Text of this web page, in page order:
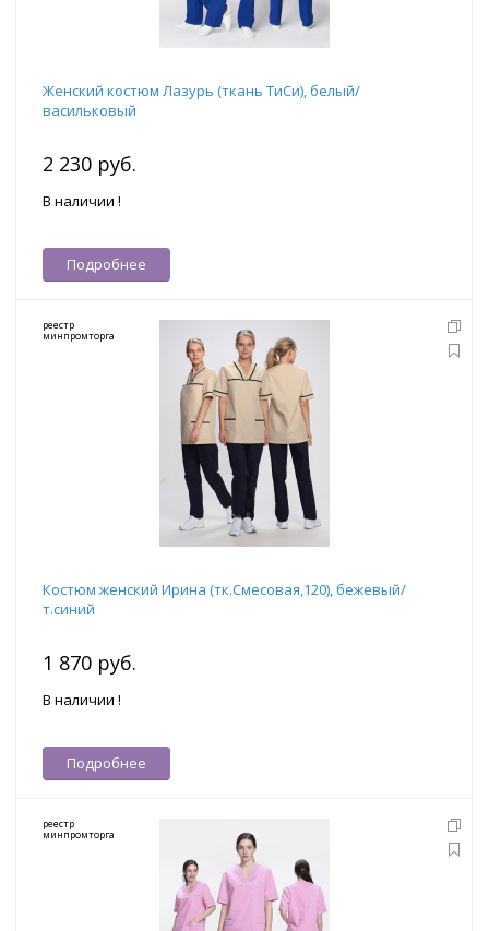
Женский костюм Лазурь (ткань ТиСи), белый/
васильковый
2 230 руб.
В наличии !
Подробнее
реестр
минпромторга
Костюм женский Ирина (тк.Смесовая,120), бежевый/
т.синий
1 870 руб.
В наличии !
Подробнее
реестр
минпромторга